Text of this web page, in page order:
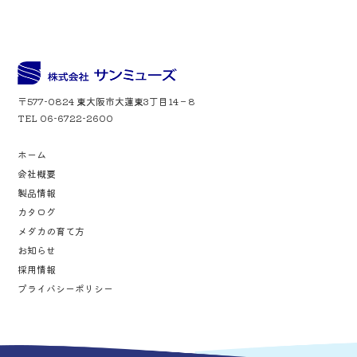
〒577-0824 東大阪市大蓮東3丁目14－8
TEL 06-6722-2600
ホーム
会社概要
製品情報
カタログ
メダカの育て方
お知らせ
採用情報
プライバシーポリシー